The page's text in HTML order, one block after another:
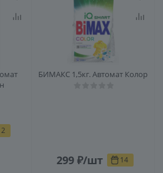
БИМАКС 1,5кг. Автомат Колор
299 ₽/шт 14